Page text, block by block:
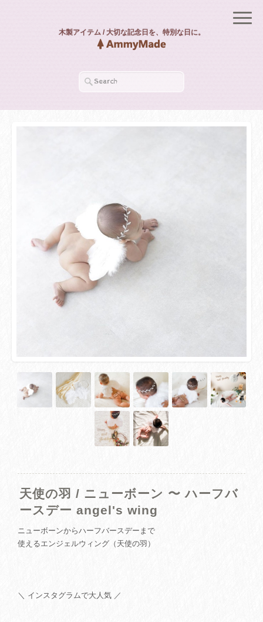
木製アイテム / 大切な記念日を、特別な日に。
天使の羽 / ニューボーン 〜 ハーフバ
ースデー angel's wing
ニューボーンからハーフバースデーまで
使えるエンジェルウィング（天使の羽）
＼ インスタグラムで大人気 ／